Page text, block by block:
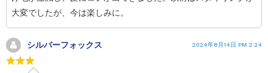
大変でしたが、今は楽しみに。
シルバーフォックス 2024年8月14日 PM 2:24